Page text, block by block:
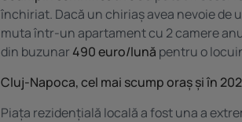
închiriat. Dacă un chiriaș avea nevoie de
muta într-un apartament cu 2 camere
din buzunar 490 euro/lună pentru o
Cluj-Napoca, cel mai scump oraș și în
Piața rezidențială locală a fost una a